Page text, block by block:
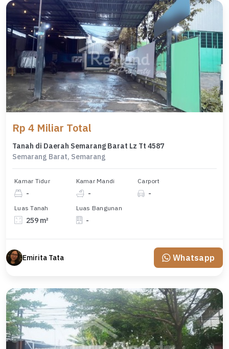
Rp 4 Miliar Total
Tanah di Daerah Semarang Barat Lz Tt 4587
Semarang Barat, Semarang
Kamar Tidur
-
Kamar Mandi
-
Carport
-
Luas Tanah
259 m²
Luas Bangunan
-
Emirita Tata Whatsapp